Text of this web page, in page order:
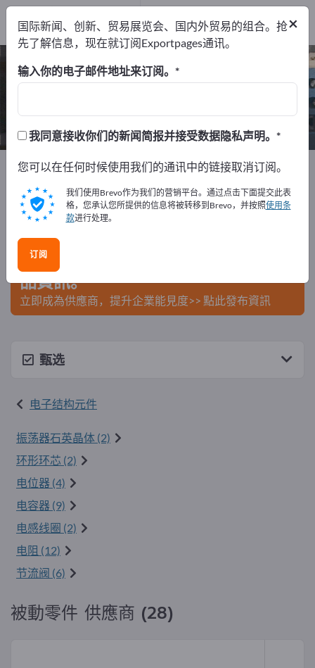
被動零件 – 查找制造商和供应商
28 26 2
制造商26
经销商2
Exportpages 电气工程 电子结构元件 被動零件
在Exportpages免費刊登廣告！
在Exportpages上發布您的公司與產
品資訊。
立即成為供應商，提升企業能見度>> 點此發布資訊
甄选
电子结构元件
振荡器石英晶体 (2)
环形环芯 (2)
电位器 (4)
电容器 (9)
电感线圈 (2)
电阻 (12)
节流阀 (6)
被動零件 供應商 (28)
×
国际新闻、创新、贸易展览会、国内外贸易的组合。抢
先了解信息，现在就订阅Exportpages通讯。
输入你的电子邮件地址来订阅。
我同意接收你们的新闻简报并接受数据隐私声明。
您可以在任何时候使用我们的通讯中的链接取消订阅。
我们使用Brevo作为我们的营销平台。通过点击下面提交此表
格，您承认您所提供的信息将被转移到Brevo，并按照使用条
款进行处理。
订阅